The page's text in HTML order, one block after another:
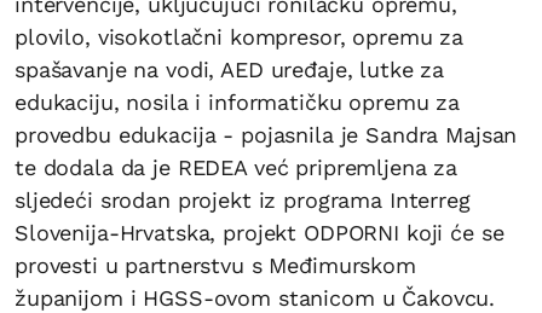
plovilo, visokotlačni kompresor, opremu za
spašavanje na vodi, AED uređaje, lutke za
edukaciju, nosila i informatičku opremu za
provedbu edukacija - pojasnila je Sandra Majsan
te dodala da je REDEA već pripremljena za
sljedeći srodan projekt iz programa Interreg
Slovenija-Hrvatska, projekt ODPORNI koji će se
provesti u partnerstvu s Međimurskom
županijom i HGSS-ovom stanicom u Čakovcu.